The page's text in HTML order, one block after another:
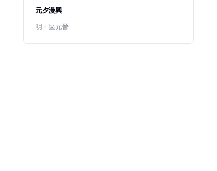
元夕漫興
明 - 區元晉